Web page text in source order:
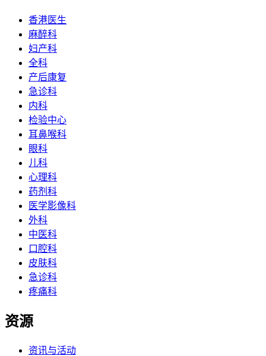
香港医生
麻醉科
妇产科
全科
产后康复
急诊科
内科
检验中心
耳鼻喉科
眼科
儿科
心理科
药剂科
医学影像科
外科
中医科
口腔科
皮肤科
急诊科
疼痛科
资源
资讯与活动